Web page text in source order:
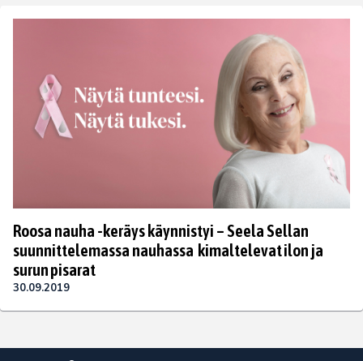
Roosa nauha -keräys käynnistyi – Seela Sellan
suunnittelemassa nauhassa kimaltelevat ilon ja
surun pisarat
30.09.2019